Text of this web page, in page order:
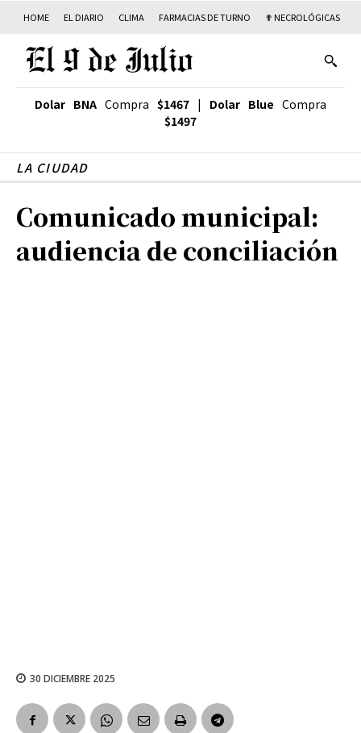
HOME EL DIARIO CLIMA FARMACIAS DE TURNO ✟ NECROLÓGICAS
Dolar BNA Compra $1467 | Dolar Blue Compra
$1497
LA CIUDAD
Comunicado municipal:
audiencia de conciliación
30 DICIEMBRE 2025